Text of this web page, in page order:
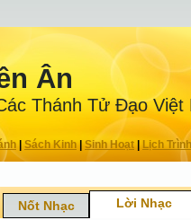
Ân
Thánh Tử Ðạo Việt
Sách Kinh|Sinh Hoạt| Lịch Trình
Nốt Nhạc Lời Nhạc